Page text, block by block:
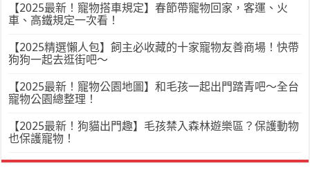
【2025最新！寵物搭車規定】春節帶寵物回家，客運、火
車、高鐵規定一次看！
【2025精選懶人包】飼主必收藏的十家寵物友善商場！快帶
狗狗一起去逛街吧～
【2025最新！寵物公園地圖】和毛孩一起出門踏青吧～全台
寵物公園總整理！
【2025最新！狗貓出門趣】毛孩禁入森林遊樂區？保護動物
也保護寵物！